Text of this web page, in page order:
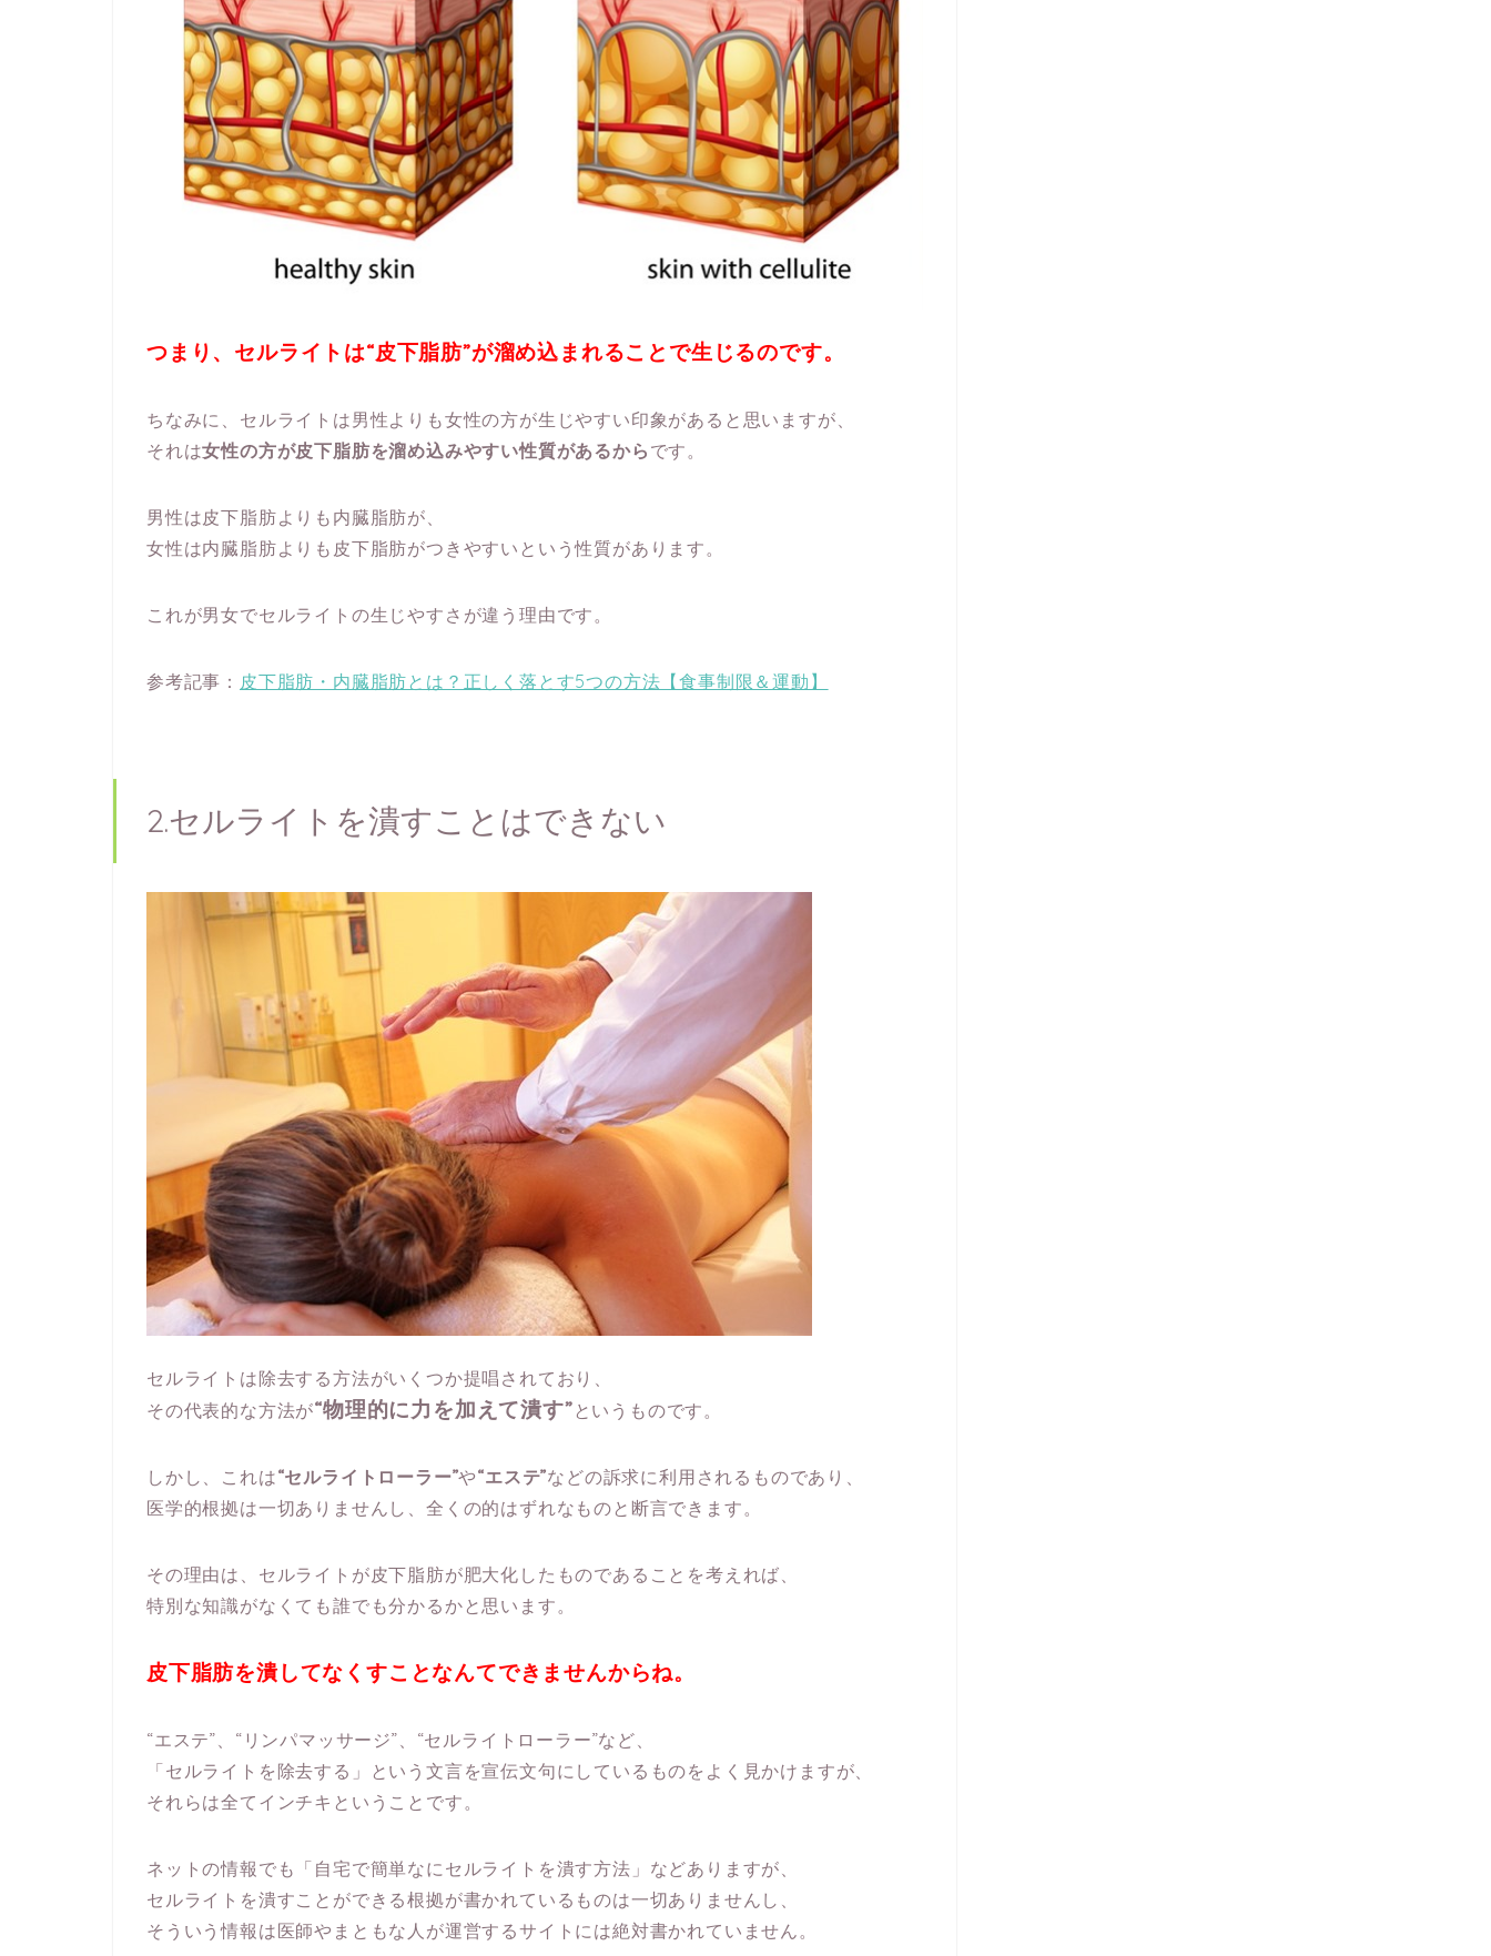
つまり、セルライトは“皮下脂肪”が溜め込まれることで生じるのです。
ちなみに、セルライトは男性よりも女性の方が生じやすい印象があると思いますが、
それは女性の方が皮下脂肪を溜め込みやすい性質があるから です。
男性は皮下脂肪よりも内臓脂肪が、
女性は内臓脂肪よりも皮下脂肪がつきやすいという性質があります。
これが男女でセルライトの生じやすさが違う理由です。
参考記事： 皮下脂肪・内臓脂肪とは？正しく落とす5つの方法【食事制限＆運動】
2.セルライトを潰すことはできない
セルライトは除去する方法がいくつか提唱されており、
その代表的な方法が“物理的に力を加えて潰す” というものです。
しかし、これは“セルライトローラー”や“エステ”などの訴求に利用されるものであり、
医学的根拠は一切ありませんし、全くの的はずれなものと断言できます。
その理由は、セルライトが皮下脂肪が肥大化したものであることを考えれば、
特別な知識がなくても誰でも分かるかと思います。
皮下脂肪を潰してなくすことなんてできませんからね。
“エステ”、“リンパマッサージ”、“セルライトローラー”など、
「セルライトを除去する」という文言を宣伝文句にしているものをよく見かけますが、
それらは全てインチキということです。
ネットの情報でも「自宅で簡単なにセルライトを潰す方法」などありますが、
セルライトを潰すことができる根拠が書かれているものは一切ありませんし、
そういう情報は医師やまともな人が運営するサイトには絶対書かれていません。